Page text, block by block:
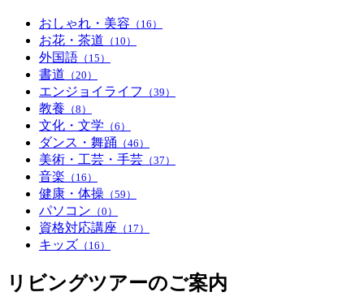
おしゃれ・美容 （16）
お花・茶道 （10）
外国語 （15）
書道 （20）
エンジョイライフ （39）
教養 （8）
文化・文学 （6）
ダンス・舞踊 （46）
美術・工芸・手芸 （37）
音楽 （16）
健康・体操 （59）
パソコン （0）
資格対応講座 （17）
キッズ （16）
リビングツアーのご案内